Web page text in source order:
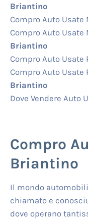
Briantino
Compro Auto Usate
Compro Auto
Briantino
Compro Auto Usate
Compro Auto
Briantino
Dove Vendere Auto
Compro
Briantino
Il mondo
chiamato e
dove operano